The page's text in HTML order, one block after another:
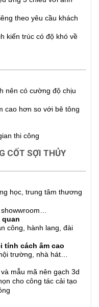
theo yêu cầu khách
kiến trúc có độ khó về
nên có cường độ chịu
cao hơn so với bê tông
thi công
CỐT SỢI THỦY
học, trung tâm thương
quan
công, hành lang, đài
tính cách âm cao
trường, nhà hát…
mẫu mã nên gạch 3d
cho công tác cải tạo